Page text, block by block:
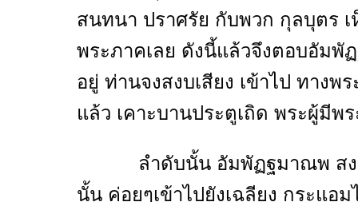
สนทนา ปราศรัย กับพวก กุลบุตร
พระภาคเลย ดังนี้แล้วจึงตอบอัม
อยู่ ท่านจงสงบเสียง เข้าไป ทางพ
แล้ว เคาะบานประตูเถิด พระผู้มีพ
ลำดับนั้น อัมพัฏฐมาณพ สงบเ
นั้น ค่อยๆเข้าไปยังเฉลียง กระแอ